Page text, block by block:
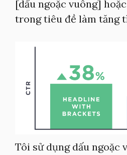
[dấu ngoặc vuông]
trong tiêu đề làm tăng
Tôi sử dụng dấu ngoặc